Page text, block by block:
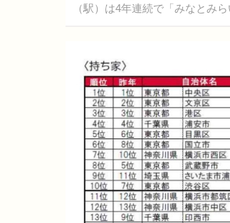
（駅）は4年連続で「みなとみ